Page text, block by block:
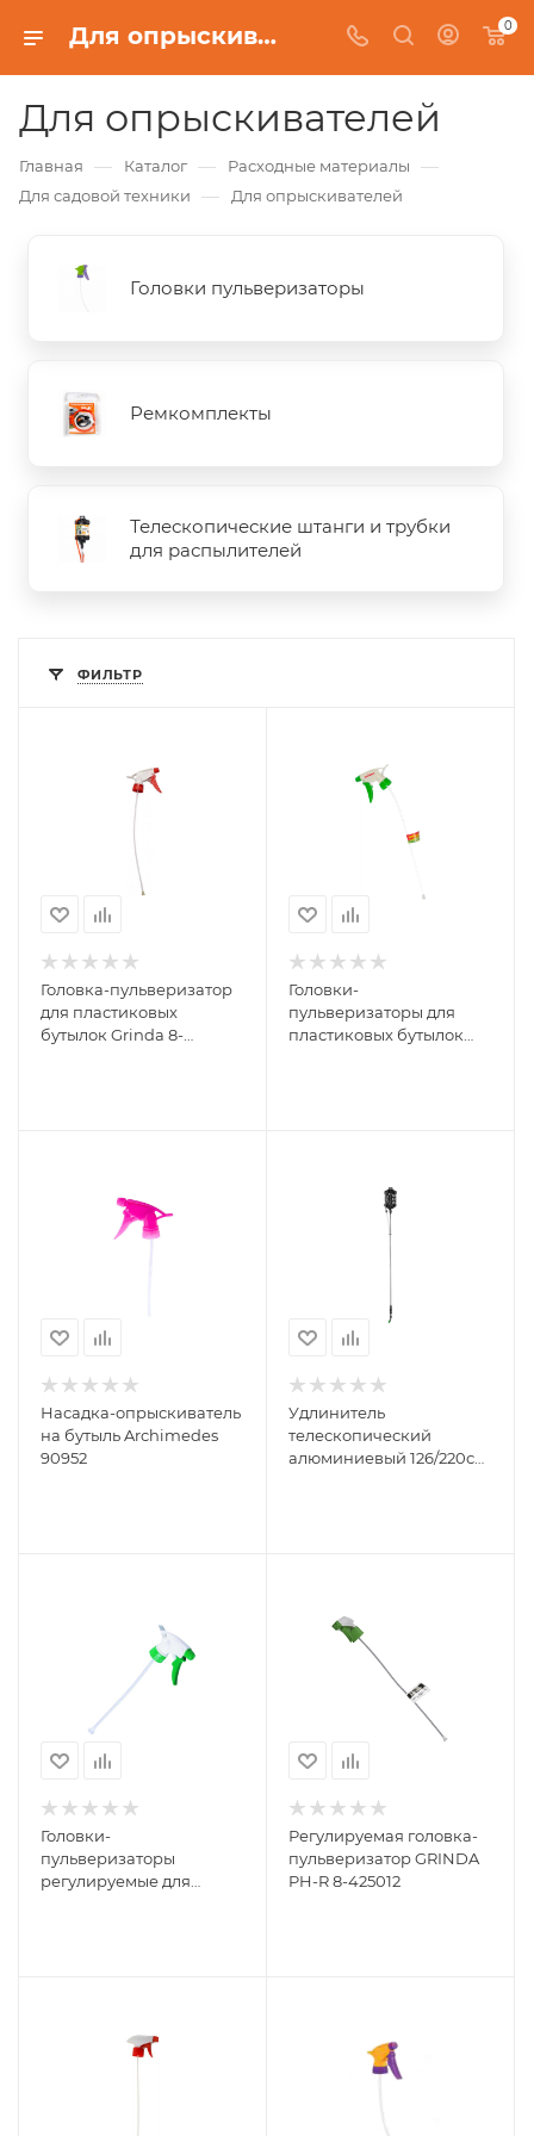
Для опрыскивателей 0
Для опрыскивателей
Главная — Каталог — Расходные материалы —
Для садовой техники — Для опрыскивателей
Головки пульверизаторы
Ремкомплекты
Телескопические штанги и трубки
для распылителей
ФИЛЬТР
Головка-пульверизатор
для пластиковых
бутылок Grinda 8-
Головки-
пульверизаторы для
пластиковых бутылок
Насадка-опрыскиватель
на бутыль Archimedes
90952
Удлинитель
телескопический
алюминиевый 126/220см
Головки-
пульверизаторы
регулируемые для
Регулируемая головка-
пульверизатор GRINDA
PH-R 8-425012